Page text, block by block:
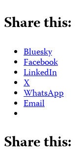
Share this:
Bluesky
Facebook
LinkedIn
X
WhatsApp
Email
Share this: